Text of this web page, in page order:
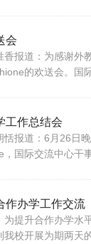
会
香报道：为感谢
的欢送会。国
工作总结会
恬报道：6月26
国际交流中心干
作办学工作交流
为提升合作办学
校开展为期两